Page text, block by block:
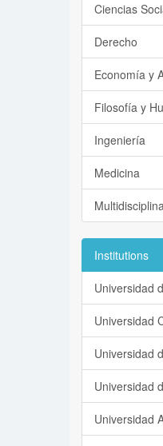
Ciencias
Derecho
Economía y
Filosofía y
Ingeniería
Medicina
Institutions
Universidad
Universidad
Universidad
Universidad
Universidad